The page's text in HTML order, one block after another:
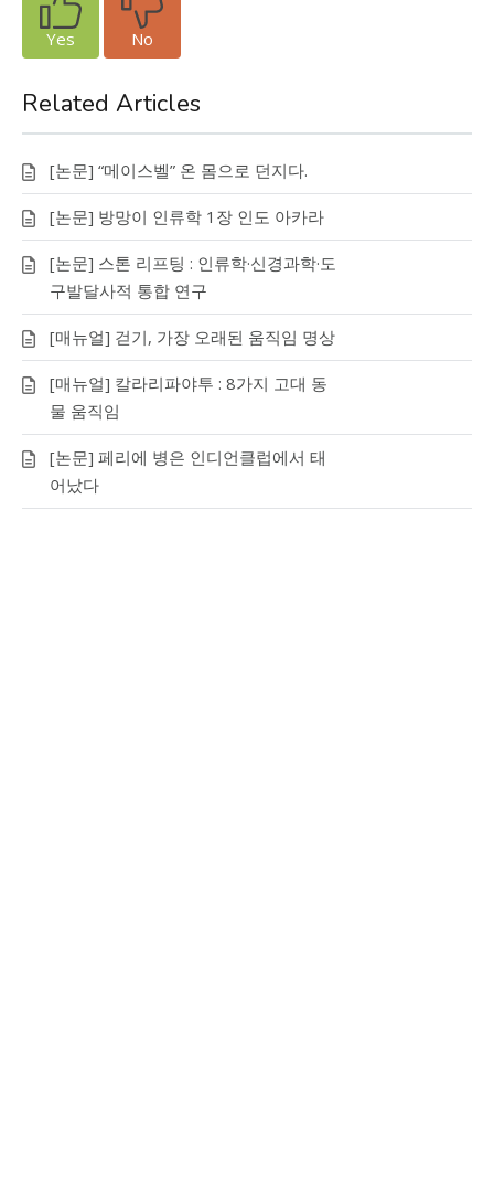
Yes No
Related Articles
[논문] “메이스벨” 온 몸으로 던지다.
[논문] 방망이 인류학 1장 인도 아카라
[논문] 스톤 리프팅 : 인류학·신경과학·도
구발달사적 통합 연구
[매뉴얼] 걷기, 가장 오래된 움직임 명상
[매뉴얼] 칼라리파야투 : 8가지 고대 동
물 움직임
[논문] 페리에 병은 인디언클럽에서 태
어났다